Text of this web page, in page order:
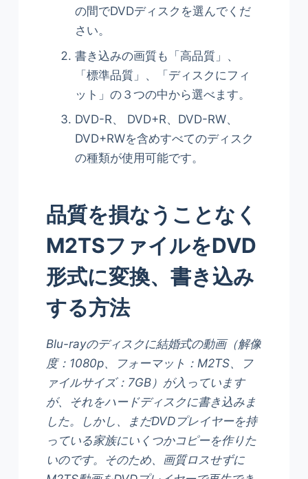
の間でDVDディスクを選んでくだ
さい。
書き込みの画質も「高品質」、
「標準品質」、「ディスクにフィ
ット」の３つの中から選べます。
DVD-R、 DVD+R、DVD-RW、
DVD+RWを含めすべてのディスク
の種類が使用可能です。
品質を損なうことなく
M2TSファイルをDVD
形式に変換、書き込み
する方法
Blu-rayのディスクに結婚式の動画（解像
度：1080p、フォーマット：M2TS、フ
ァイルサイズ：7GB）が入っています
が、それをハードディスクに書き込みま
した。しかし、まだDVDプレイヤーを持
っている家族にいくつかコピーを作りた
いのです。そのため、画質ロスせずに